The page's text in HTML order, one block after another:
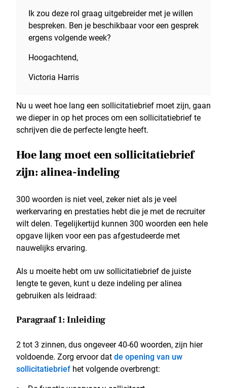
Ik zou deze rol graag uitgebreider met je willen
bespreken. Ben je beschikbaar voor een gesprek
ergens volgende week?
Hoogachtend,
Victoria Harris
Nu u weet hoe lang een sollicitatiebrief moet zijn, gaan
we dieper in op het proces om een sollicitatiebrief te
schrijven die de perfecte lengte heeft.
Hoe lang moet een sollicitatiebrief
zijn: alinea-indeling
300 woorden is niet veel, zeker niet als je veel
werkervaring en prestaties hebt die je met de recruiter
wilt delen. Tegelijkertijd kunnen 300 woorden een hele
opgave lijken voor een pas afgestudeerde met
nauwelijks ervaring.
Als u moeite hebt om uw sollicitatiebrief de juiste
lengte te geven, kunt u deze indeling per alinea
gebruiken als leidraad:
Paragraaf 1: Inleiding
2 tot 3 zinnen, dus ongeveer 40-60 woorden, zijn hier
voldoende. Zorg ervoor datde opening van uw
sollicitatiebrief het volgende overbrengt: